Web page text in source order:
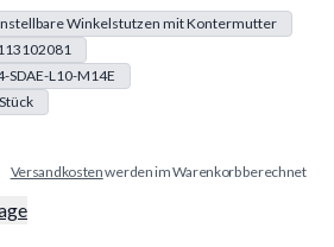
Winkelstutzen mit Kontermutter
SDAE-L10-M14E
Stück
Versandkostenwerden im Warenkorb berechnet